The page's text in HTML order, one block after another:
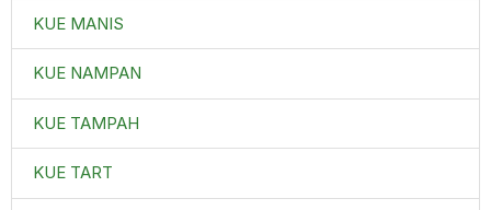
KUE MANIS
KUE NAMPAN
KUE TAMPAH
KUE TART